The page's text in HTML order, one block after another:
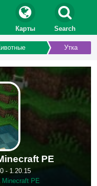
Карты Search
Утка
PE
- 1.20.15
PE